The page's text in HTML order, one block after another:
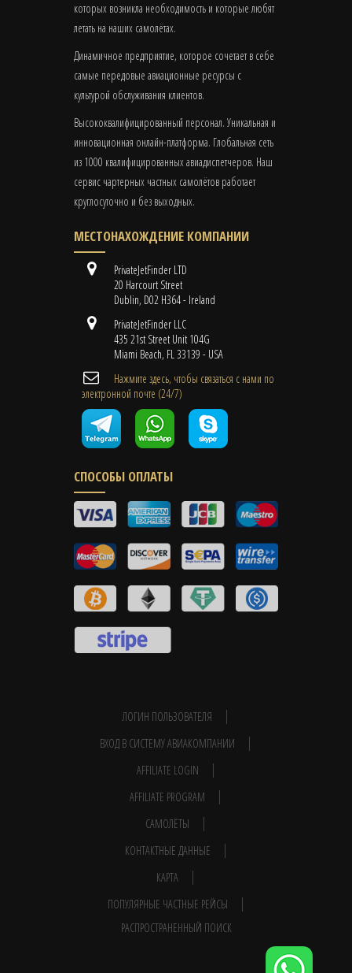
которых возникла необходимость и которые любят
летать на наших самолётах.
Динамичное предприятие, которое сочетает в себе
самые передовые авиационные ресурсы с
культурой обслуживания клиентов.
Высококвалифицированный персонал. Уникальная и
инновационная онлайн-платформа. Глобальная сеть
из 1000 квалифицированных авиадиспетчеров. Наш
сервис чартерных частных самолётов работает
круглосуточно и без выходных.
МЕСТОНАХОЖДЕНИЕ КОМПАНИИ
PrivateJetFinder LTD
20 Harcourt Street
Dublin, D02 H364 - Ireland
PrivateJetFinder LLC
435 21st Street Unit 104G
Miami Beach, FL 33139 - USA
Нажмите здесь, чтобы связаться с нами по
электронной почте (24/7)
СПОСОБЫ ОПЛАТЫ
ЛОГИН ПОЛЬЗОВАТЕЛЯ
ВХОД В СИСТЕМУ АВИАКОМПАНИИ
AFFILIATE LOGIN
AFFILIATE PROGRAM
САМОЛЁТЫ
КОНТАКТНЫЕ ДАННЫЕ
КАРТА
ПОПУЛЯРНЫЕ ЧАСТНЫЕ РЕЙСЫ
РАСПРОСТРАНЕННЫЙ ПОИСК